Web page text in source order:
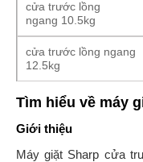
cửa trước lồng
ngang 10.5kg
cửa trước lồng ngang
12.5kg
Tìm hiểu về máy
Giới thiệu
Máy giặt Sharp cửa